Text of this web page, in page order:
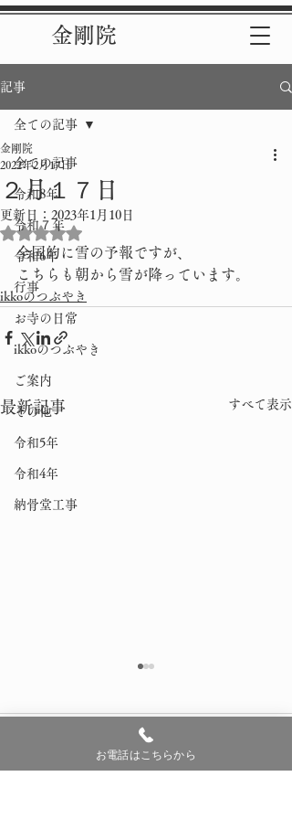
金剛院
記事
全ての記事
令和8年
令和７年
令和6年
行事
お寺の日常
ikkoのつぶやき
ご案内
その他
令和5年
令和4年
納骨堂工事
全ての記事
２月１７日
金剛院
2022年2月17日
更新日： 2023年1月10日
5つ星のうちNaNと評価されています。
全国的に雪の予報ですが、
こちらも朝から雪が降っています。
ikkoのつぶやき
最新記事 すべて表示
今季 初雪お電話はこちらから